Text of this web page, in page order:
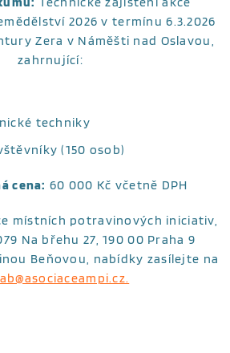
2026 v termínu 6.3.2026
Zera v Náměšti nad Oslavou,
zahrnující:
techniky
(150 osob)
cena: 60 000 Kč včetně DPH
místních potravinových iniciativ,
Na břehu 27, 190 00 Praha 9
Beňovou, nabídky zasílejte na